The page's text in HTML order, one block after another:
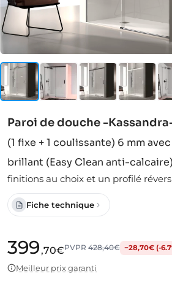
Paroi de douche -
(1 fixe + 1 coulissante) 6 mm
brillant (Easy Clean anti-calcaire)
finitions au choix et un profilé
Fiche technique
399,70€PVPR428,40€ −28,70€ (-
Meilleur prix garanti